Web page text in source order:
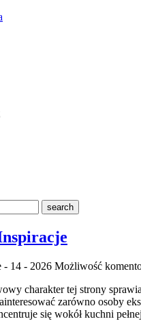
- 14 - 2026 Możliwość
charakter tej strony
zarówno osoby
się wokół kuchni